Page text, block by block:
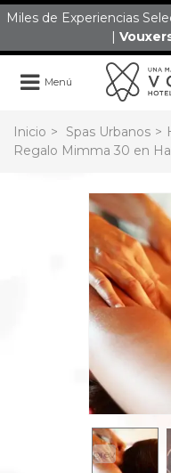
Miles de Experiencias
|
Menú
Inicio > Spas Urbanos >
Regalo Mimma 30 en
prev